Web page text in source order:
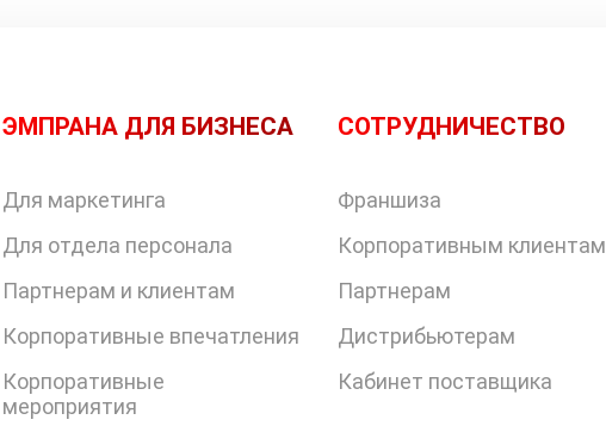
ЭМПРАНА ДЛЯ БИЗНЕСА
Для маркетинга
Для отдела персонала
Партнерам и клиентам
Корпоративные впечатления
Корпоративные
мероприятия
СОТРУДНИЧЕСТВО
Франшиза
Корпоративным клиентам
Партнерам
Дистрибьютерам
Кабинет поставщика